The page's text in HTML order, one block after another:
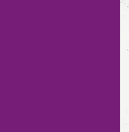
でカスタマ
なたのサ
と快適さ